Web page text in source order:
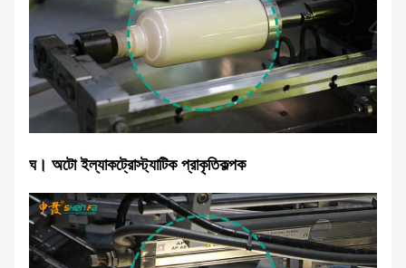
ঘ। অটো ইল্যাকট্রোস্ট্যাটিক প্রাকৃতিকল্পক